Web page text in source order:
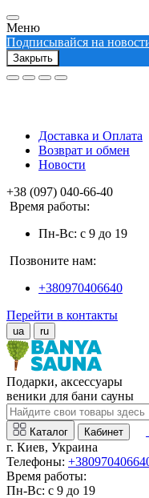
Меню
Подписывайся на
Закрыть
Доставка и Оплата
Возврат и обмен
Новости
+38 (097) 040-66-40
Время работы:
Пн-Вс: с 9 до 19
Позвоните нам:
+380970406640
Перейти в контакты
ua ru
Подарки, аксессуары
веники для бани сауны
Каталог Кабинет
г. Киев, Украина
Телефоны:
Время работы:
Пн-Вс: с 9 до 19